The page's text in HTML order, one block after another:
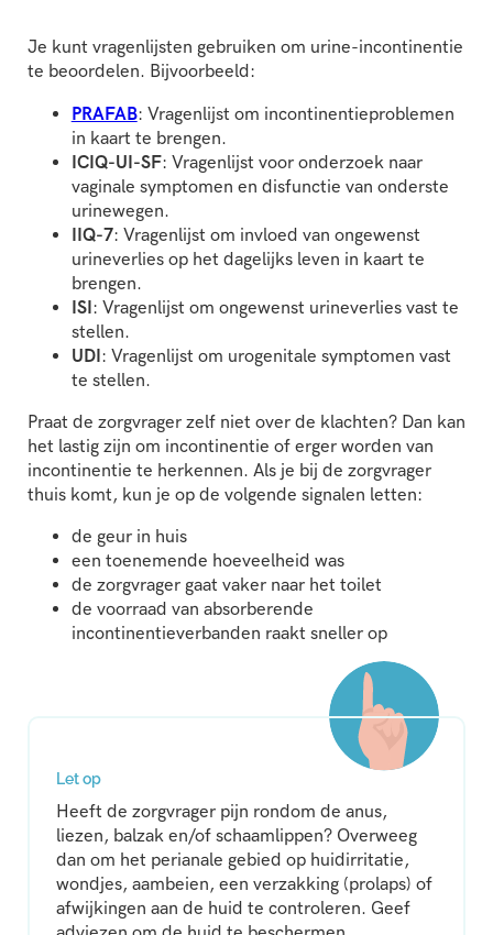
Je kunt vragenlijsten gebruiken om urine-incontinentie
te beoordelen. Bijvoorbeeld:
PRAFAB: Vragenlijst om incontinentieproblemen
in kaart te brengen.
ICIQ-UI-SF: Vragenlijst voor onderzoek naar
vaginale symptomen en disfunctie van onderste
urinewegen.
IIQ-7: Vragenlijst om invloed van ongewenst
urineverlies op het dagelijks leven in kaart te
brengen.
ISI: Vragenlijst om ongewenst urineverlies vast te
stellen.
UDI: Vragenlijst om urogenitale symptomen vast
te stellen.
Praat de zorgvrager zelf niet over de klachten? Dan kan
het lastig zijn om incontinentie of erger worden van
incontinentie te herkennen. Als je bij de zorgvrager
thuis komt, kun je op de volgende signalen letten:
de geur in huis
een toenemende hoeveelheid was
de zorgvrager gaat vaker naar het toilet
de voorraad van absorberende
incontinentieverbanden raakt sneller op
Let op
Heeft de zorgvrager pijn rondom de anus,
liezen, balzak en/of schaamlippen? Overweeg
dan om het perianale gebied op huidirritatie,
wondjes, aambeien, een verzakking (prolaps) of
afwijkingen aan de huid te controleren. Geef